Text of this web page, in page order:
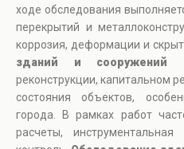
ходе обследования
перекрытий и
коррозия, деформации и
зданий и сооружений
реконструкции, капитальном
состояния объектов,
города. В рамках работ
расчеты,